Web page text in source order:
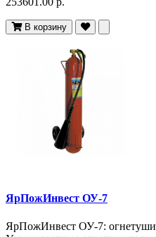
В корзину
ЯрПожИнвест ОУ-7
ЯрПожИнвест ОУ-7: